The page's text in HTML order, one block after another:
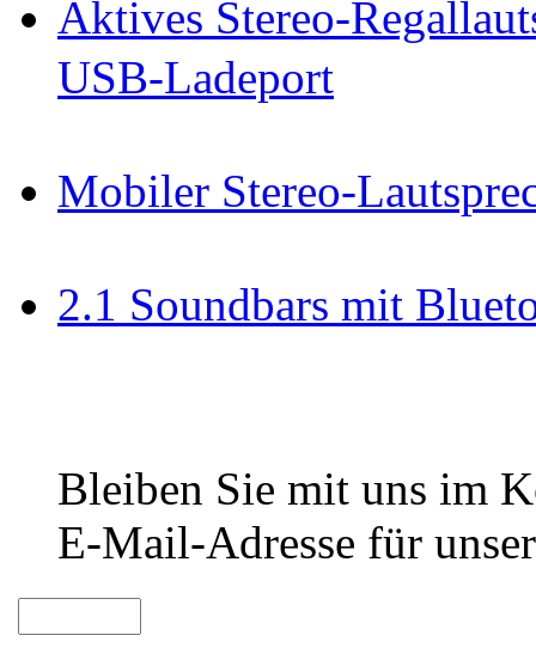
Aktives Stereo-
USB-Ladeport
Mobiler Stereo-
2.1 Soundbars mit
Bleiben Sie mit uns im
E-Mail-Adresse für